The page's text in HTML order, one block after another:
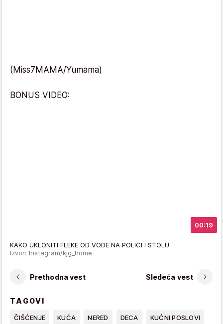
(Miss7MAMA/Yumama)
BONUS VIDEO:
00:19
KAKO UKLONITI FLEKE OD VODE NA POLICI I STOLU
Izvor: Instagram/kjg_home
Prethodna vest Sledeća vest
TAGOVI
ČIŠĆENJE KUĆA NERED DECA KUĆNI POSLOVI